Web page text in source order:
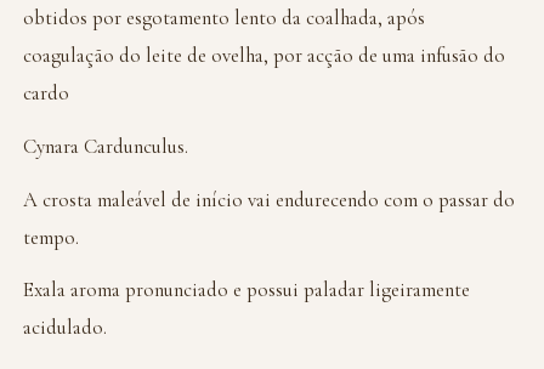
obtidos por esgotamento lento da coalhada, após
coagulação do leite de ovelha, por acção de uma infusão do
cardo
Cynara Cardunculus.
A crosta maleável de início vai endurecendo com o passar do
tempo.
Exala aroma pronunciado e possui paladar ligeiramente
acidulado.